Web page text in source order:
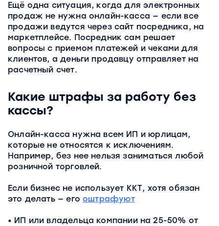
Ещё одна ситуация, когда для электронных
продаж не нужна онлайн-касса — если все
продажи ведутся через сайт посредника, на
маркетплейсе. Посредник сам решает
вопросы с приемом платежей и чеками для
клиентов, а деньги продавцу отправляет на
расчетный счет.
Какие штрафы за работу без
кассы?
Онлайн-касса нужна всем ИП и юрлицам,
которые не относятся к исключениям.
Например, без нее нельзя заниматься любой
розничной торговлей.
Если бизнес не использует ККТ, хотя обязан
это делать — егооштрафуют
ИП или владельца компании на 25-50% от